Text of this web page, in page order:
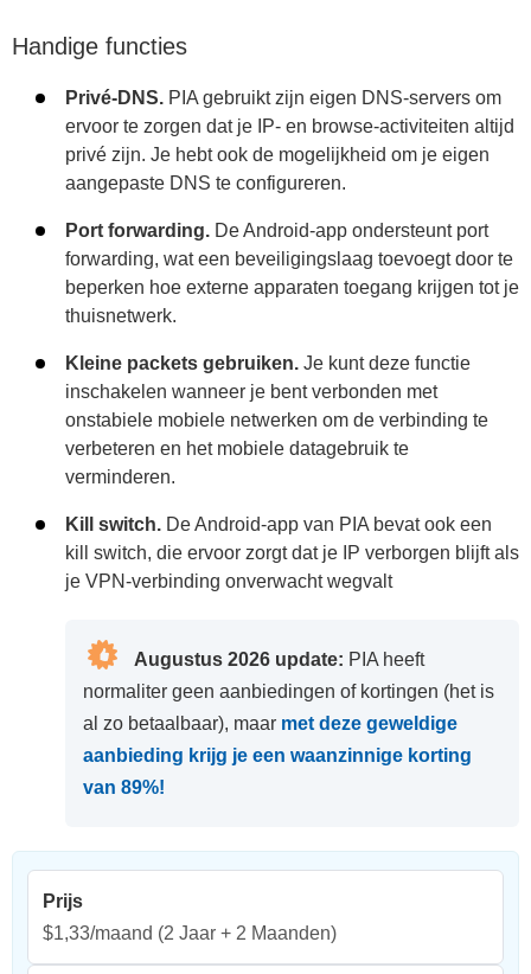
Handige functies
Privé-DNS. PIA gebruikt zijn eigen DNS-servers om
ervoor te zorgen dat je IP- en browse-activiteiten altijd
privé zijn. Je hebt ook de mogelijkheid om je eigen
aangepaste DNS te configureren.
Port forwarding. De Android-app ondersteunt port
forwarding, wat een beveiligingslaag toevoegt door te
beperken hoe externe apparaten toegang krijgen tot je
thuisnetwerk.
Kleine packets gebruiken. Je kunt deze functie
inschakelen wanneer je bent verbonden met
onstabiele mobiele netwerken om de verbinding te
verbeteren en het mobiele datagebruik te
verminderen.
Kill switch. De Android-app van PIA bevat ook een
kill switch, die ervoor zorgt dat je IP verborgen blijft als
je VPN-verbinding onverwacht wegvalt
Augustus 2026 update: PIA heeft
normaliter geen aanbiedingen of kortingen (het is
al zo betaalbaar), maar met deze geweldige
aanbieding krijg je een waanzinnige korting
van 89%!
Prijs
$1,33/maand (2 Jaar + 2 Maanden)